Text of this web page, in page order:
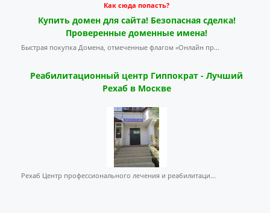
Как сюда попасть?
Купить домен для сайта! Безопасная сделка!
Проверенные доменные имена!
Быстрая покупка Домена, отмеченные флагом «Онлайн пр...
Реабилитационный центр Гиппократ - Лучший
Рехаб в Москве
Рехаб Центр профессионального лечения и реабилитаци...